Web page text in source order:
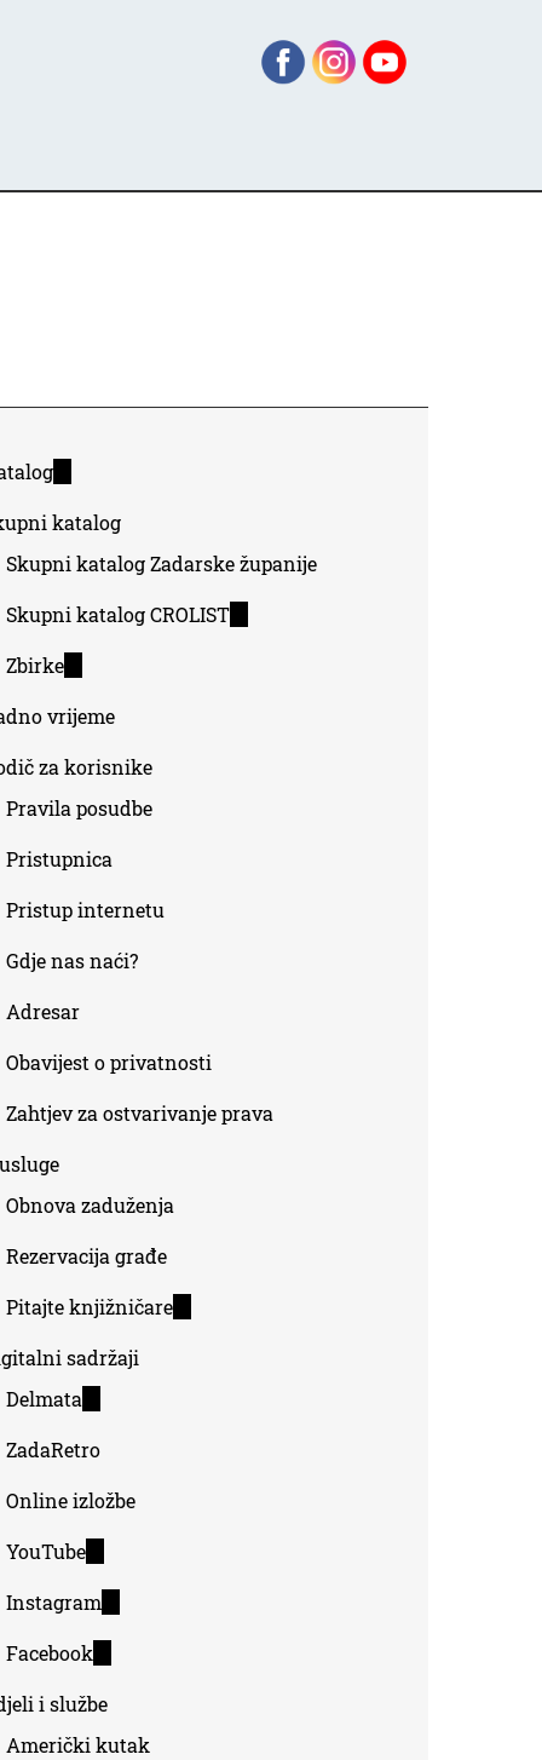
(link
external)
katalog
Skupni katalog Zadarske županije
Skupni katalog CROLIST(link
Zbirke(link
external)
vrijeme
za korisnike
Pravila posudbe
Pristupnica
Pristup internetu
Gdje nas naći?
Adresar
Obavijest o privatnosti
Zahtjev za ostvarivanje prava
Obnova zaduženja
Rezervacija građe
Pitajte knjižničare(link
sadržaji
Delmata
external)
ZadaRetro
Online izložbe
YouTube(link
external)
Instagram(link
external)
Facebook
external)
i službe
Američki kutak